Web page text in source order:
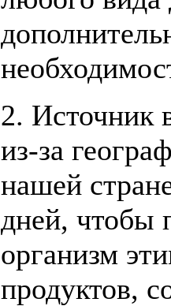
2. Источник
из-за
нашей
дней, чтобы
организм
продуктов,